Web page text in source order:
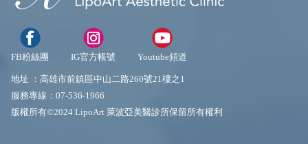
FB粉絲團 IG官方帳號 Youtube頻道
地址 ： 高雄市前鎮區中山二路260號21樓之1
服務專線： 07-536-1966
版權所有©2024 LipoArt 萊波亞美醫診所保留所有權利